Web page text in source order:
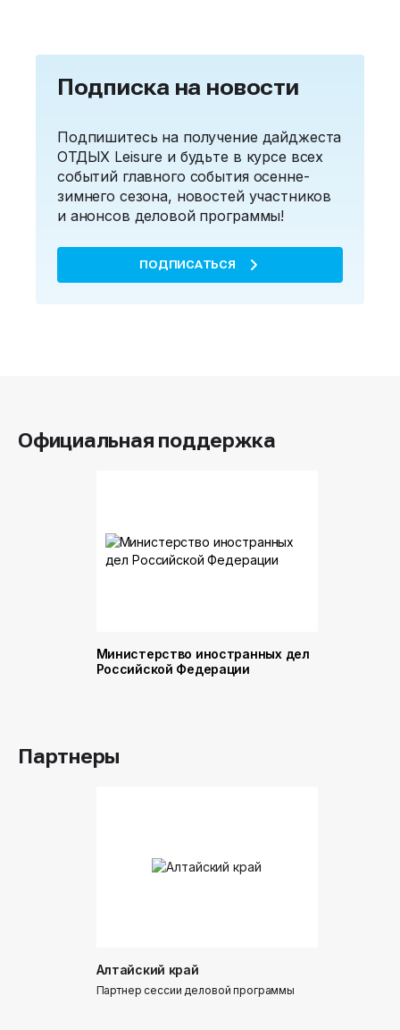
Подписка на новости
Подпишитесь на получение дайджеста
ОТДЫХ Leisure и будьте в курсе всех
событий главного события осенне-
зимнего сезона, новостей участников
и анонсов деловой программы!
ПОДПИСАТЬСЯ
Официальная поддержка
Министерство иностранных дел
Российской Федерации
Партнеры
Алтайский край
Партнер сессии деловой программы